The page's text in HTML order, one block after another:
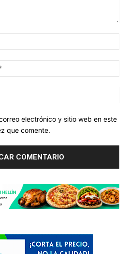
electrónico y sitio web en este
que comente.